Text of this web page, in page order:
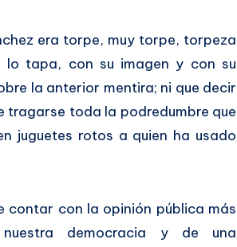
era torpe, muy torpe, torpeza
tapa, con su imagen y con su
la anterior mentira; ni que decir
tragarse toda la podredumbre que
juguetes rotos a quien ha usado
contar con la opinión pública más
democracia y de una